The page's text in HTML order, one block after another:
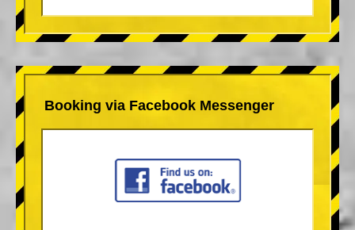
Booking via Facebook Messenger